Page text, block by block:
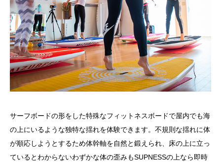
サーフボードの形をした特殊なフィットネスボードで屋内でも海
の上にいるような独特な揺れを体験できます。不規則な揺れに体
が順応しようとするため体幹軸を自然と鍛えられ、床の上に立っ
ているとわからないわずかな体の歪みもSUPNESSの上なら即時